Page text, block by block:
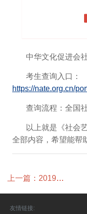
中华文化促进会
考生查询入口：
https://nate.org.cn/
查询流程：全国
以上就是《社会
全部内容，希望能帮
上一篇：2019社
单
友情链接: